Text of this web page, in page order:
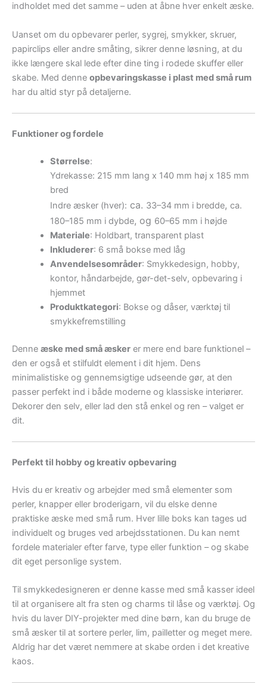
indholdet med det samme – uden at åbne hver enkelt æske.
Uanset om du opbevarer perler, sygrej, smykker, skruer,
papirclips eller andre småting, sikrer denne løsning, at du
ikke længere skal lede efter dine ting i rodede skuffer eller
skabe. Med denne opbevaringskasse i plast med små rum
har du altid styr på detaljerne.
Funktioner og fordele
Størrelse:
Ydrekasse: 215 mm lang x 140 mm høj x 185 mm
bred
Indre æsker (hver): ca. 33–34 mm i bredde, ca.
180–185 mm i dybde, og 60–65 mm i højde
Materiale: Holdbart, transparent plast
Inkluderer: 6 små bokse med låg
Anvendelsesområder: Smykkedesign, hobby,
kontor, håndarbejde, gør-det-selv, opbevaring i
hjemmet
Produktkategori: Bokse og dåser, værktøj til
smykkefremstilling
Denne æske med små æsker er mere end bare funktionel –
den er også et stilfuldt element i dit hjem. Dens
minimalistiske og gennemsigtige udseende gør, at den
passer perfekt ind i både moderne og klassiske interiører.
Dekorer den selv, eller lad den stå enkel og ren – valget er
dit.
Perfekt til hobby og kreativ opbevaring
Hvis du er kreativ og arbejder med små elementer som
perler, knapper eller broderigarn, vil du elske denne
praktiske æske med små rum. Hver lille boks kan tages ud
individuelt og bruges ved arbejdsstationen. Du kan nemt
fordele materialer efter farve, type eller funktion – og skabe
dit eget personlige system.
Til smykkedesigneren er denne kasse med små kasser ideel
til at organisere alt fra sten og charms til låse og værktøj. Og
hvis du laver DIY-projekter med dine børn, kan du bruge de
små æsker til at sortere perler, lim, pailletter og meget mere.
Aldrig har det været nemmere at skabe orden i det kreative
kaos.